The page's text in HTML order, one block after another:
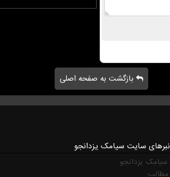
بازگشت به صفحه اصلی
سایت سیامک یزدانجو
سیامک یزدانجو
مطالب